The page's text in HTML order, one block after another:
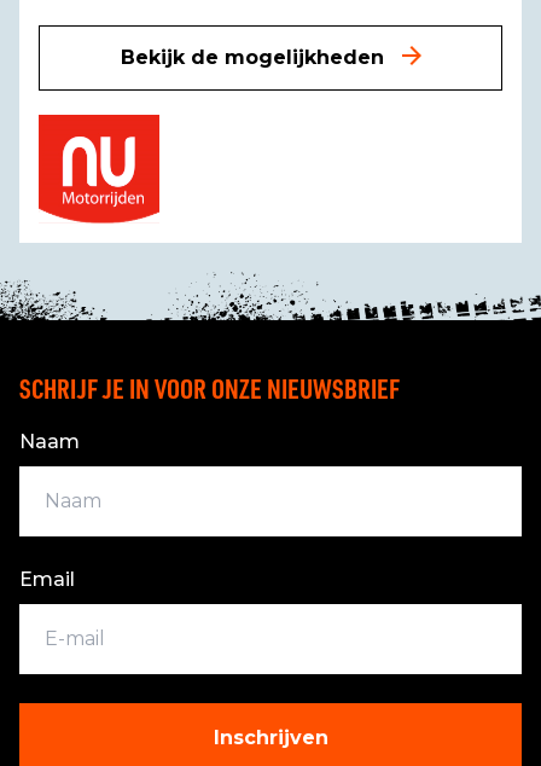
Bekijk de mogelijkheden
SCHRIJF JE IN VOOR ONZE NIEUWSBRIEF
Naam
Email
Inschrijven